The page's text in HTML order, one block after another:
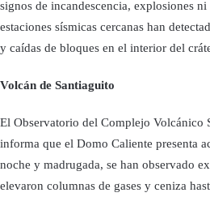
signos de incandescencia, explosiones
estaciones sísmicas cercanas han
y caídas de bloques en el interior del
Volcán de Santiaguito
El Observatorio del Complejo Volcánico
informa que el Domo Caliente presenta
noche y madrugada, se han observado
elevaron columnas de gases y ceniza